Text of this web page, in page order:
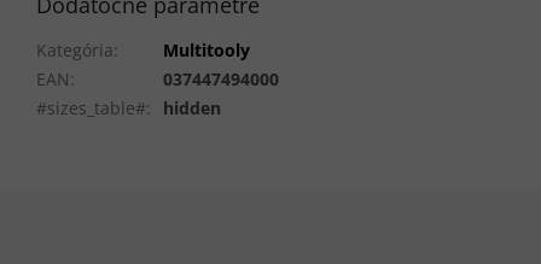
Kategória:
Multitooly
EAN:
037447494000
#sizes_table#: hidden